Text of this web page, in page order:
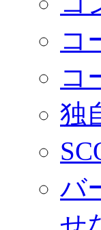
コ
コ
独
バ